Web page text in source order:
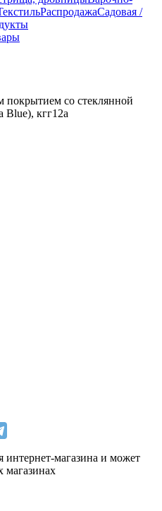
РаспродажаСадовая /
покрытием со стеклянной
кгг12а
интернет-магазина и может
магазинах